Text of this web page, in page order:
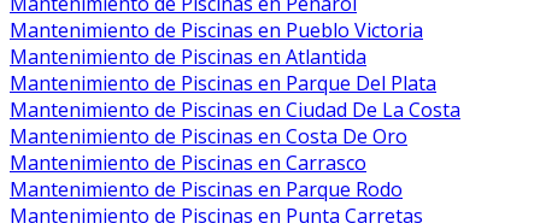
Mantenimiento de Piscinas en Pueblo Victoria
Mantenimiento de Piscinas en Atlantida
Mantenimiento de Piscinas en Parque Del Plata
Mantenimiento de Piscinas en Ciudad De La Costa
Mantenimiento de Piscinas en Costa De Oro
Mantenimiento de Piscinas en Carrasco
Mantenimiento de Piscinas en Parque Rodo
Mantenimiento de Piscinas en Punta Carretas